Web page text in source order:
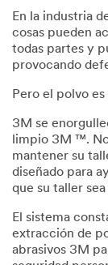
A
Demo
3M™
Sanding
System
Seeing
is
believing!
Schedule
a
call
En la industria
cosas pueden
todas partes y
provocando
Pero el polvo
3M se
limpio 3M ™.
mantener su
diseñado para
que su taller
El sistema
extracción de
abrasivos 3M